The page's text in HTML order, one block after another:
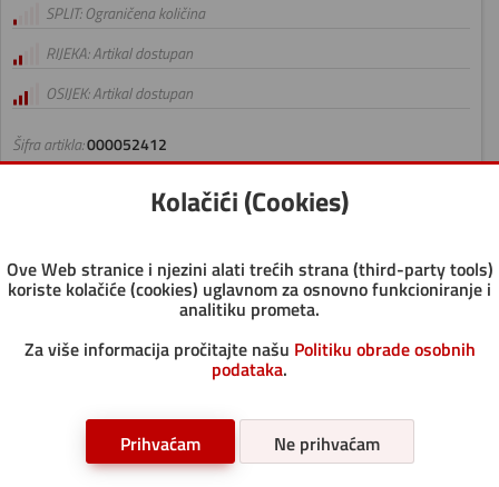
Šifra artikla:000052412
SPLIT: Ograničena količina
RIJEKA: Artikal dostupan
OSIJEK: Artikal dostupan
Paletno pakiranje:1/20
- + Dodaj
Kolačići (Cookies)
Ove Web stranice i njezini alati trećih strana (third-party tools)
koriste kolačiće (cookies) uglavnom za osnovno funkcioniranje i
analitiku prometa.
Za više informacija pročitajte našu Politiku obrade osobnih
podataka.
Prihvaćam Ne prihvaćam